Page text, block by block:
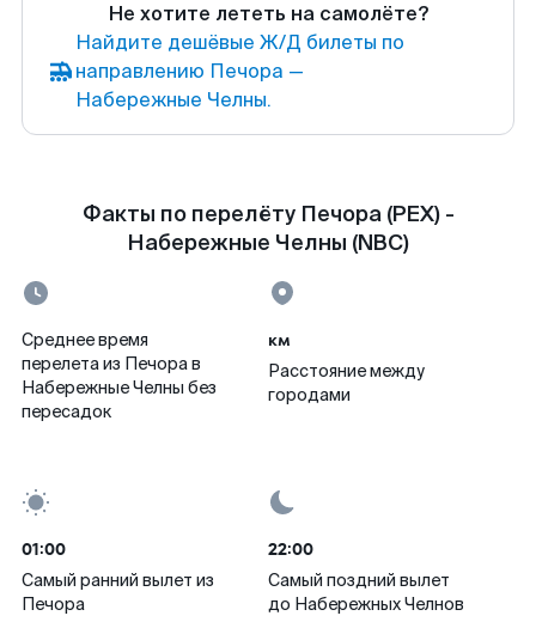
Не хотите лететь на самолёте?
Найдите дешёвые Ж/Д билеты по
направлению Печора —
Набережные Челны.
Факты по перелёту Печора (PEX) -
Набережные Челны (NBC)
Среднее время
перелета из Печора в
Набережные Челны без
пересадок
км
Расстояние между
городами
01:00
Самый ранний вылет из
Печора
22:00
Самый поздний вылет
до Набережных Челнов